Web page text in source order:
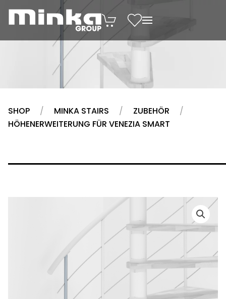
Zum Inhalt springen
SHOP MINKA STAIRS
ZUBEHÖR
HÖHENERWEITERUNG FÜR VENEZIA SMART